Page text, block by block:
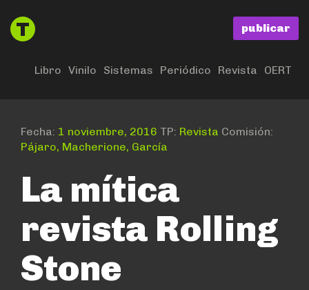
publicar
Libro Vinilo Sistemas Periódico Revista OERT
Fecha: 1 noviembre, 2016 TP: Revista Comisión:
Pájaro, Macherione, García
La mítica
revista Rolling
Stone